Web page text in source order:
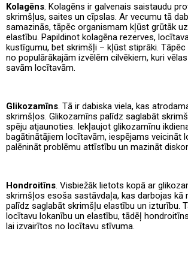
Kolagēns . Kolagēns ir galvenais saistaudu
skrimšļus, saites un cīpslas. Ar vecumu tā
samazinās, tāpēc organismam kļūst grūtāk
elastību. Papildinot kolagēna rezerves,
kustīgumu, bet skrimšļi – kļūst stiprāki. Tāpēc
no populārākajām izvēlēm cilvēkiem, kuri
savām locītavām.
Glikozamīns . Tā ir dabiska viela, kas
skrimšļos. Glikozamīns palīdz saglabāt
spēju atjaunoties. Iekļaujot glikozamīnu
bagātinātājiem locītavām, iespējams veicināt
palēnināt problēmu attīstību un mazināt
Hondroitīns . Visbiežāk lietots kopā ar
skrimšļos esoša sastāvdaļa, kas darbojas kā
palīdz saglabāt skrimšļu elastību un izturību.
locītavu lokanību un elastību, tādēļ
lai izvairītos no locītavu stīvuma.